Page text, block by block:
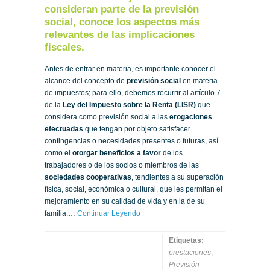
consideran parte de la previsión
social, conoce los aspectos más
relevantes de las implicaciones
fiscales.
Antes de entrar en materia, es importante conocer el
alcance del concepto de previsión social en materia
de impuestos; para ello, debemos recurrir al artículo 7
de la Ley del Impuesto sobre la Renta (LISR) que
considera como previsión social a las erogaciones
efectuadas que tengan por objeto satisfacer
contingencias o necesidades presentes o futuras, así
como el otorgar beneficios a favor de los
trabajadores o de los socios o miembros de las
sociedades cooperativas , tendientes a su superación
física, social, económica o cultural, que les permitan el
mejoramiento en su calidad de vida y en la de su
familia.… Continuar Leyendo
Etiquetas:
prestaciones
Previsión